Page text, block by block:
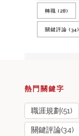
轉職 (28)
關鍵評論 (34)
熱門關鍵字
職涯規劃(51)
關鍵評論(34)